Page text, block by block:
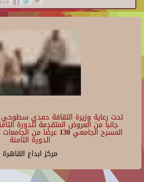
تحت رعاية وزيرة الثقافة حمدي
جانبا من العروض المتقدمة للدورة
المسرح الجامعي 130 عرضًا
الدورة الثامنة
مركز ابداع القاهرة